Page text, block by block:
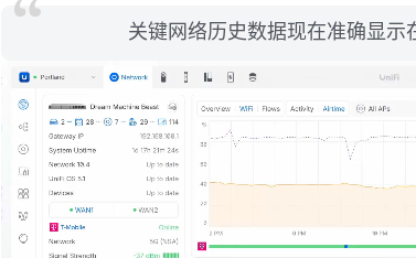
关键网络历史数据现在准确显示